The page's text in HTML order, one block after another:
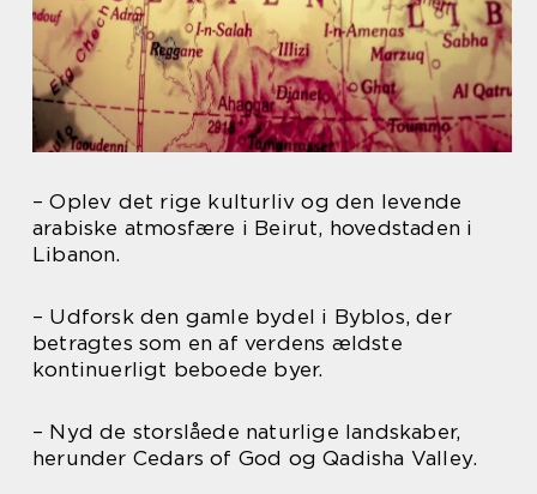
– Oplev det rige kulturliv og den levende
arabiske atmosfære i Beirut, hovedstaden i
Libanon.
– Udforsk den gamle bydel i Byblos, der
betragtes som en af verdens ældste
kontinuerligt beboede byer.
– Nyd de storslåede naturlige landskaber,
herunder Cedars of God og Qadisha Valley.